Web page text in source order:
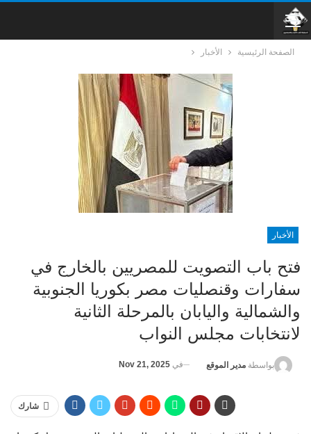
الصفحة الرئيسية الأخبار
الأخبار
فتح باب التصويت للمصريين بالخارج في
سفارات وقنصليات مصر بكوريا الجنوبية
والشمالية واليابان بالمرحلة الثانية
لانتخابات مجلس النواب
بواسطة مدير الموقع في Nov 21, 2025
شارك